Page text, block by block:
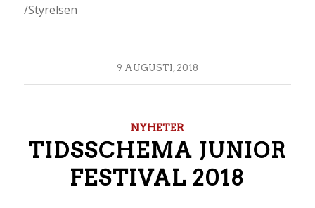
/Styrelsen
9 AUGUSTI, 2018
NYHETER
TIDSSCHEMA JUNIOR
FESTIVAL 2018